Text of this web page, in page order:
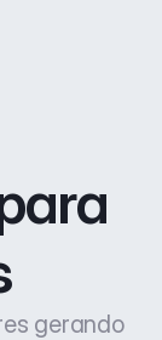
gerando